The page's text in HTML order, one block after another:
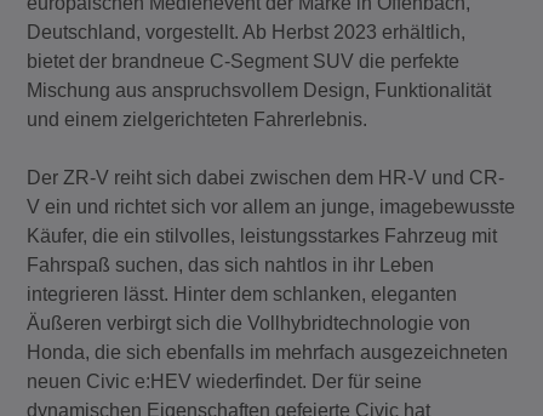
Deutschland, vorgestellt. Ab Herbst 2023 erhältlich,
bietet der brandneue C-Segment SUV die perfekte
Mischung aus anspruchsvollem Design, Funktionalität
und einem zielgerichteten Fahrerlebnis.
Der ZR-V reiht sich dabei zwischen dem HR-V und CR-
V ein und richtet sich vor allem an junge, imagebewusste
Käufer, die ein stilvolles, leistungsstarkes Fahrzeug mit
Fahrspaß suchen, das sich nahtlos in ihr Leben
integrieren lässt. Hinter dem schlanken, eleganten
Äußeren verbirgt sich die Vollhybridtechnologie von
Honda, die sich ebenfalls im mehrfach ausgezeichneten
neuen Civic e:HEV wiederfindet. Der für seine
dynamischen Eigenschaften gefeierte Civic hat